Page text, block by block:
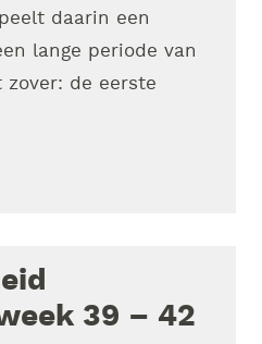
daarin een
lange periode van
de eerste
39 – 42